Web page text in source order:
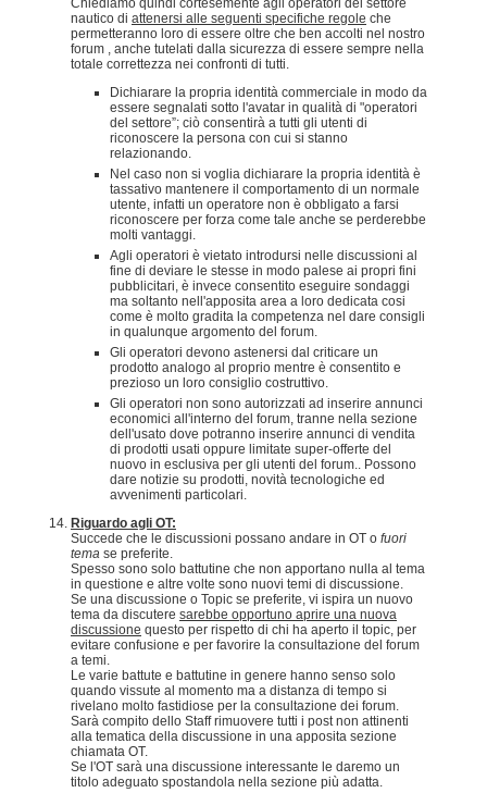
nautico di attenersi alle seguenti specifiche regole che
permetteranno loro di essere oltre che ben accolti nel nostro
forum , anche tutelati dalla sicurezza di essere sempre nella
totale correttezza nei confronti di tutti.
Dichiarare la propria identità commerciale in modo da
essere segnalati sotto l'avatar in qualità di "operatori
del settore”; ciò consentirà a tutti gli utenti di
riconoscere la persona con cui si stanno
relazionando.
Nel caso non si voglia dichiarare la propria identità è
tassativo mantenere il comportamento di un normale
utente, infatti un operatore non è obbligato a farsi
riconoscere per forza come tale anche se perderebbe
molti vantaggi.
Agli operatori è vietato introdursi nelle discussioni al
fine di deviare le stesse in modo palese ai propri fini
pubblicitari, è invece consentito eseguire sondaggi
ma soltanto nell'apposita area a loro dedicata cosi
come è molto gradita la competenza nel dare consigli
in qualunque argomento del forum.
Gli operatori devono astenersi dal criticare un
prodotto analogo al proprio mentre è consentito e
prezioso un loro consiglio costruttivo.
Gli operatori non sono autorizzati ad inserire annunci
economici all'interno del forum, tranne nella sezione
dell'usato dove potranno inserire annunci di vendita
di prodotti usati oppure limitate super-offerte del
nuovo in esclusiva per gli utenti del forum.. Possono
dare notizie su prodotti, novità tecnologiche ed
avvenimenti particolari.
Riguardo agli OT:
Succede che le discussioni possano andare in OT o fuori
tema se preferite.
Spesso sono solo battutine che non apportano nulla al tema
in questione e altre volte sono nuovi temi di discussione.
Se una discussione o Topic se preferite, vi ispira un nuovo
tema da discutere sarebbe opportuno aprire una nuova
discussione questo per rispetto di chi ha aperto il topic, per
evitare confusione e per favorire la consultazione del forum
a temi.
Le varie battute e battutine in genere hanno senso solo
quando vissute al momento ma a distanza di tempo si
rivelano molto fastidiose per la consultazione dei forum.
Sarà compito dello Staff rimuovere tutti i post non attinenti
alla tematica della discussione in una apposita sezione
chiamata OT.
Se l'OT sarà una discussione interessante le daremo un
titolo adeguato spostandola nella sezione più adatta.